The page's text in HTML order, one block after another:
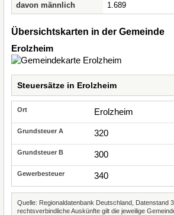
davon männlich
1.689
Übersichtskarten in der Gemeinde
Erolzheim
Steuersätze in Erolzheim
Erolzheim
320
300
340
Quelle: Regionaldatenbank Deutschland, Datenstand
rechtsverbindliche Auskünfte gilt die jeweilige